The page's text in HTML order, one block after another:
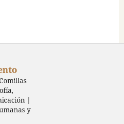
|
y